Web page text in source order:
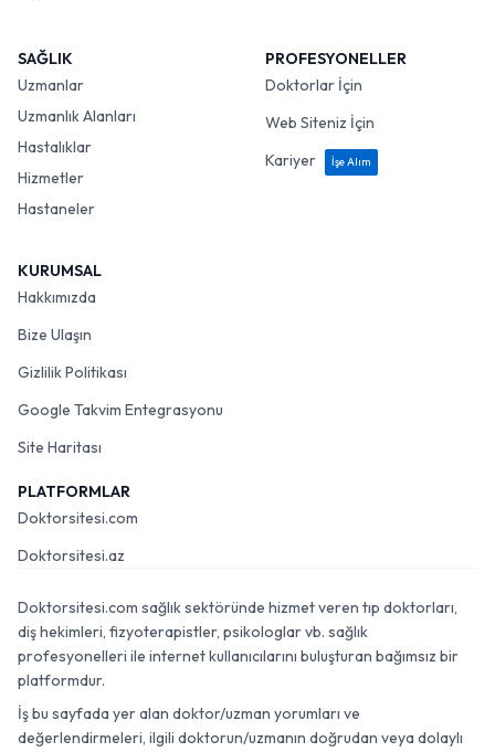
SAĞLIK
Uzmanlar
Uzmanlık Alanları
Hastalıklar
Hizmetler
Hastaneler
PROFESYONELLER
Doktorlar İçin
Web Siteniz İçin
Kariyer
İşe Alım
KURUMSAL
Hakkımızda
Bize Ulaşın
Gizlilik Politikası
Google Takvim Entegrasyonu
Site Haritası
PLATFORMLAR
Doktorsitesi.com
Doktorsitesi.az
Doktorsitesi.com sağlık sektöründe hizmet veren tıp doktorları,
diş hekimleri, fizyoterapistler, psikologlar vb. sağlık
profesyonelleri ile internet kullanıcılarını buluşturan bağımsız bir
platformdur.
İş bu sayfada yer alan doktor/uzman yorumları ve
değerlendirmeleri, ilgili doktorun/uzmanın doğrudan veya dolaylı